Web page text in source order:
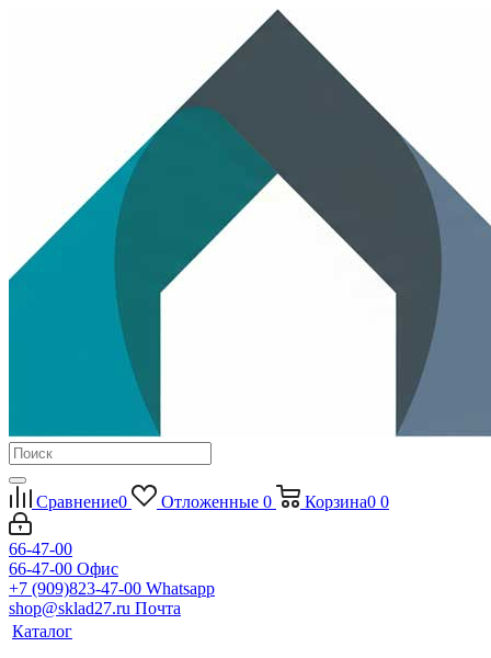
Сравнение0 Отложенные 0 Корзина0 0
66-47-00
66-47-00 Офис
+7 (909)823-47-00 Whatsapp
shop@sklad27.ru Почта
Каталог